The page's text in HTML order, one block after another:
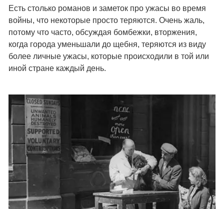
Есть столько романов и заметок про ужасы во время
войны, что некоторые просто теряются. Очень жаль,
потому что часто, обсуждая бомбежки, вторжения,
когда города уменьшали до щебня, теряются из виду
более личные ужасы, которые происходили в той или
иной стране каждый день.